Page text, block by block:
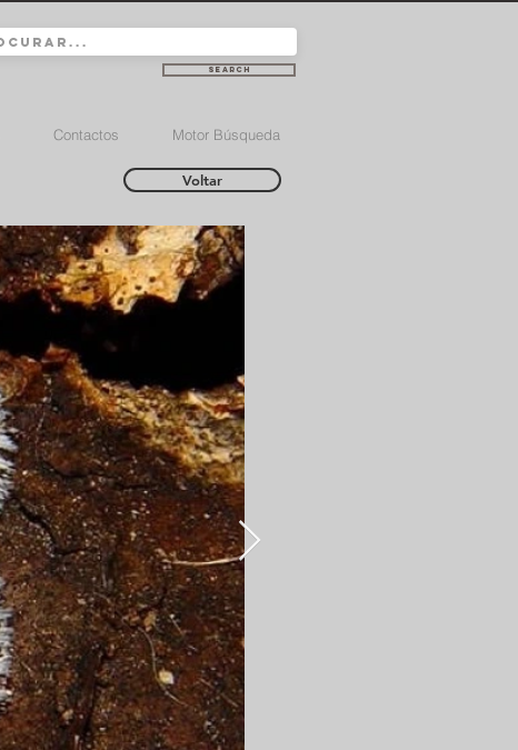
Search
Contactos Motor Búsqueda
Voltar